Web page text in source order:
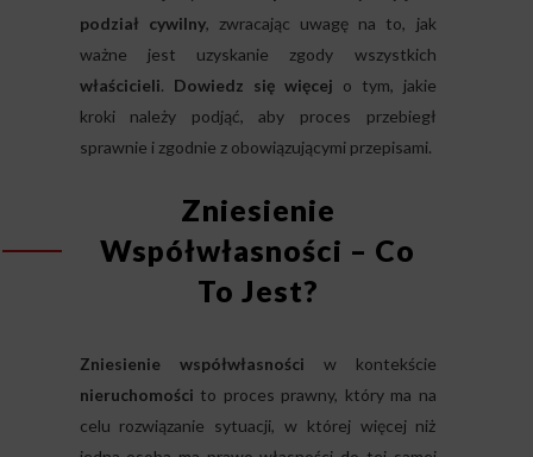
podział cywilny, zwracając uwagę na to, jak
ważne jest uzyskanie zgody wszystkich
właścicieli. Dowiedz się więcej o tym, jakie
kroki należy podjąć, aby proces przebiegł
sprawnie i zgodnie z obowiązującymi przepisami.
Zniesienie
Współwłasności – Co
To Jest?
Zniesienie współwłasności w kontekście
nieruchomości to proces prawny, który ma na
celu rozwiązanie sytuacji, w której więcej niż